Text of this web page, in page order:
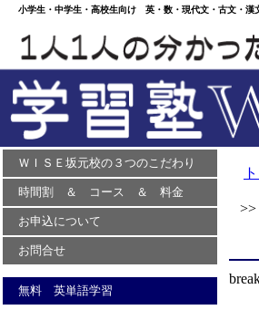
小学生・中学生・高校生向け 英・数・現代文・古文・
ＷＩＳＥ坂元校の３つのこだわり
時間割 ＆ コース ＆ 料金
お申込について
お問合せ
無料 英単語学習
>>